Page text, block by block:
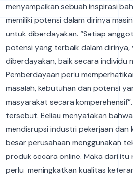
menyampaikan sebuah inspirasi
memiliki potensi dalam dirinya
untuk diberdayakan. “Setiap
potensi yang terbaik dalam dirinya,
diberdayakan, baik secara individu
Pemberdayaan perlu
masalah, kebutuhan dan potensi
masyarakat secara komperehensif”.
tersebut. Beliau menyatakan
mendisrupsi industri pekerjaan dan
besar perusahaan menggunakan
produk secara online. Maka dari itu
perlu meningkatkan kualitas